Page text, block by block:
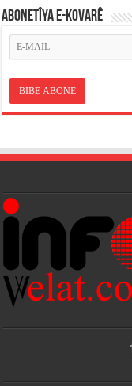
ABONETÎYA E-KOVARÊ